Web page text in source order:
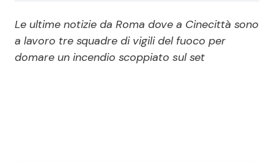
Persone Scomparse
Politica
Programmi TV
Reality e Talent
Le ultime notizie da Roma dove a Cinecittà sono
a lavoro tre squadre di vigili del fuoco per
domare un incendio scoppiato sul set